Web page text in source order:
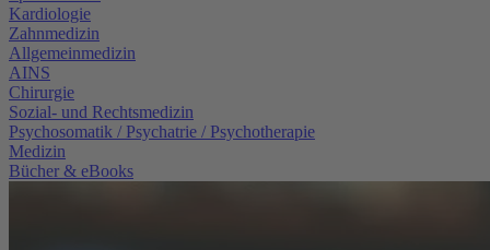
Kardiologie
Zahnmedizin
Allgemeinmedizin
AINS
Chirurgie
Sozial- und Rechtsmedizin
Psychosomatik / Psychatrie / Psychotherapie
Medizin
Bücher & eBooks